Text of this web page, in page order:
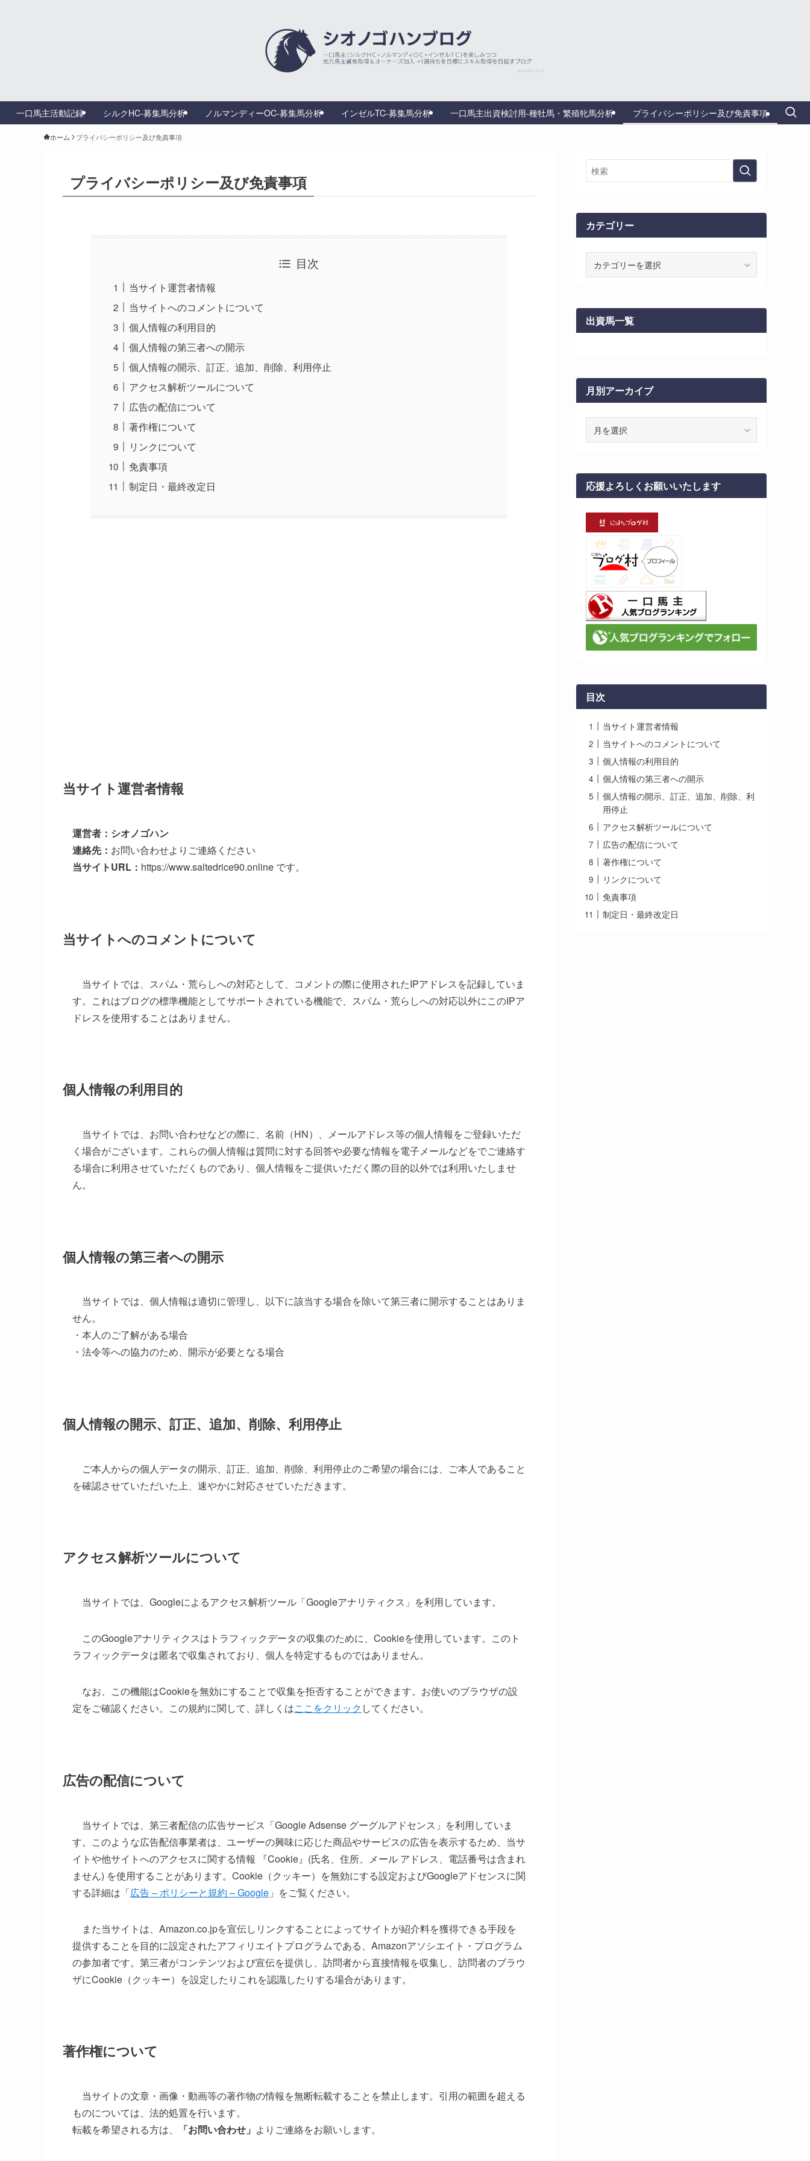
一口馬主活動記録 シルクHC-募集馬分析 ノルマンディーOC-募集馬分析 インゼルTC-募集馬分析 一口馬主出資検討用‐種牡馬・繁殖牝馬分析 プライバシーポリシー及び免責事項
ホーム プライバシーポリシー及び免責事項
プライバシーポリシー及び免責事項
目次
当サイト運営者情報
当サイトへのコメントについて
個人情報の利用目的
個人情報の第三者への開示
個人情報の開示、訂正、追加、削除、利用停止
アクセス解析ツールについて
広告の配信について
著作権について
リンクについて
免責事項
制定日・最終改定日
当サイト運営者情報
運営者：シオノゴハン
連絡先： お問い合わせよりご連絡ください
当サイトURL： https://www.saltedrice90.online です。
当サイトへのコメントについて
当サイトでは、スパム・荒らしへの対応として、コメントの際に使用されたIPアドレスを記録していま
す。これはブログの標準機能としてサポートされている機能で、スパム・荒らしへの対応以外にこのIPア
ドレスを使用することはありません。
個人情報の利用目的
当サイトでは、お問い合わせなどの際に、名前（HN）、メールアドレス等の個人情報をご登録いただ
く場合がございます。これらの個人情報は質問に対する回答や必要な情報を電子メールなどをでご連絡す
る場合に利用させていただくものであり、個人情報をご提供いただく際の目的以外では利用いたしませ
ん。
個人情報の第三者への開示
当サイトでは、個人情報は適切に管理し、以下に該当する場合を除いて第三者に開示することはありま
せん。
・本人のご了解がある場合
・法令等への協力のため、開示が必要となる場合
個人情報の開示、訂正、追加、削除、利用停止
ご本人からの個人データの開示、訂正、追加、削除、利用停止のご希望の場合には、ご本人であること
を確認させていただいた上、速やかに対応させていただきます。
アクセス解析ツールについて
当サイトでは、Googleによるアクセス解析ツール「Googleアナリティクス」を利用しています。
このGoogleアナリティクスはトラフィックデータの収集のために、Cookieを使用しています。このト
ラフィックデータは匿名で収集されており、個人を特定するものではありません。
なお、この機能はCookieを無効にすることで収集を拒否することができます。お使いのブラウザの設
定をご確認ください。この規約に関して、詳しくはここをクリック してください。
広告の配信について
当サイトでは、第三者配信の広告サービス「Google Adsense グーグルアドセンス」を利用していま
す。このような広告配信事業者は、ユーザーの興味に応じた商品やサービスの広告を表示するため、当サ
イトや他サイトへのアクセスに関する情報 『Cookie』(氏名、住所、メール アドレス、電話番号は含まれ
ません) を使用することがあります。Cookie（クッキー）を無効にする設定およびGoogleアドセンスに関
する詳細は「広告 – ポリシーと規約 – Google 」をご覧ください。
また当サイトは、Amazon.co.jpを宣伝しリンクすることによってサイトが紹介料を獲得できる手段を
提供することを目的に設定されたアフィリエイトプログラムである、Amazonアソシエイト・プログラム
の参加者です。第三者がコンテンツおよび宣伝を提供し、訪問者から直接情報を収集し、訪問者のブラウ
ザにCookie（クッキー）を設定したりこれを認識したりする場合があります。
著作権について
当サイトの文章・画像・動画等の著作物の情報を無断転載することを禁止します。引用の範囲を超える
ものについては、法的処置を行います。
転載を希望される方は、
「お問い合わせ」 よりご連絡をお願いします。
カテゴリー
ー
出資馬一覧
月別アーカイブ
カ
イ
応援よろしくお願いいたします
目次
当サイト運営者情報
当サイトへのコメントについて
個人情報の利用目的
個人情報の第三者への開示
個人情報の開示、訂正、追加、削除、利
用停止
アクセス解析ツールについて
広告の配信について
著作権について
リンクについて
免責事項
制定日・最終改定日